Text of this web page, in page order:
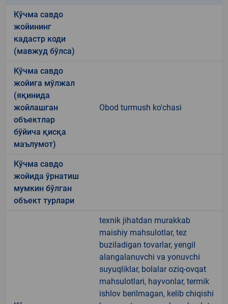
Кўчма савдо
жойининг
кадастр коди
(мавжуд бўлса)
Кўчма савдо
жойига мўлжал
(яқинида
жойлашган
объектлар
бўйича қисқа
маълумот)
Obod turmush ko'chasi
Кўчма савдо
жойида ўрнатиш
мумкин бўлган
объект турлари
texnik jihatdan murakkab
maishiy mahsulotlar, tez
buziladigan tovarlar, yengil
alangalanuvchi va yonuvchi
suyuqliklar, bolalar oziq-ovqat
mahsulotlari, hayvonlar, termik
ishlov berilmagan, kelib chiqishi